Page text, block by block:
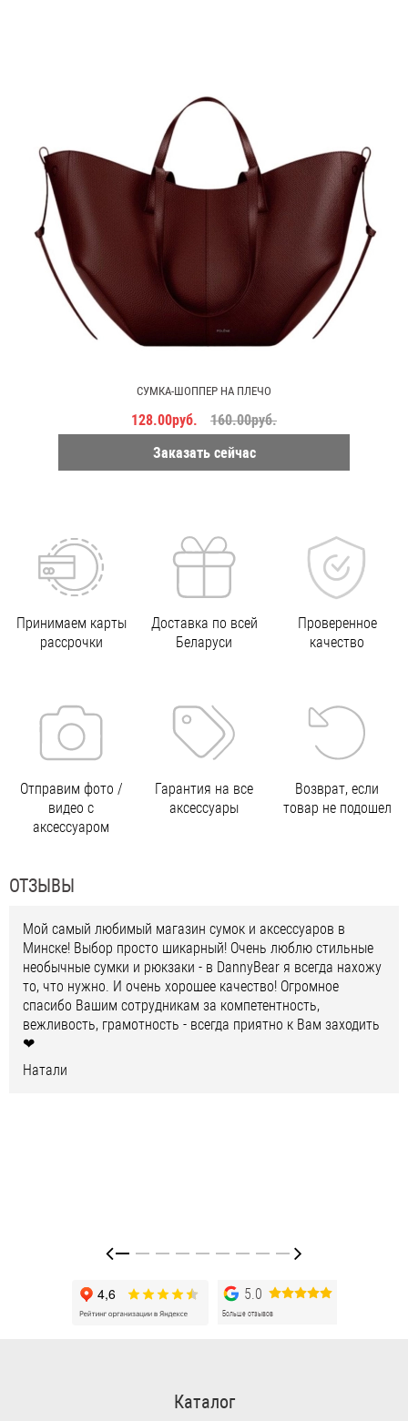
СУМКА-ШОППЕР НА ПЛЕЧО
128.00руб.
160.00руб.
Заказать сейчас
Принимаем карты
рассрочки
Доставка по всей
Беларуси
Проверенное
качество
Отправим фото /
видео с
аксессуаром
Гарантия на все
аксессуары
Возврат, если
товар не подошел
ОТЗЫВЫ
Мой самый любимый магазин сумок и аксессуаров в
Минске! Выбор просто шикарный! Очень люблю стильные
необычные сумки и рюкзаки - в DannyBear я всегда нахожу
то, что нужно. И очень хорошее качество! Огромное
спасибо Вашим сотрудникам за компетентность,
вежливость, грамотность - всегда приятно к Вам заходить
❤
Натали
5.0
Больше отзывов
Каталог